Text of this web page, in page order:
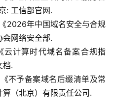
: 工信部官网.
2026年中国域名安全与合规
会网络安全部.
计算时代域名备案合规指
档.
不予备案域名后缀清单及常
（北京）有限责任公司.